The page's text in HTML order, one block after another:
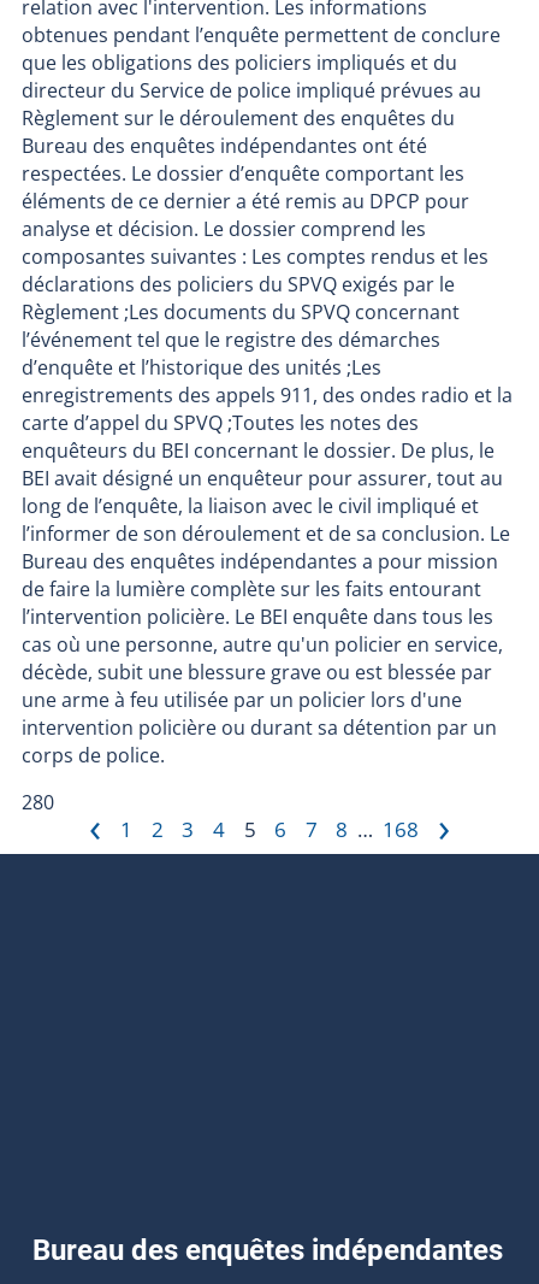
relation avec l'intervention. Les informations
obtenues pendant l’enquête permettent de conclure
que les obligations des policiers impliqués et du
directeur du Service de police impliqué prévues au
Règlement sur le déroulement des enquêtes du
Bureau des enquêtes indépendantes ont été
respectées. Le dossier d’enquête comportant les
éléments de ce dernier a été remis au DPCP pour
analyse et décision. Le dossier comprend les
composantes suivantes : Les comptes rendus et les
déclarations des policiers du SPVQ exigés par le
Règlement ;Les documents du SPVQ concernant
l’événement tel que le registre des démarches
d’enquête et l’historique des unités ;Les
enregistrements des appels 911, des ondes radio et la
carte d’appel du SPVQ ;Toutes les notes des
enquêteurs du BEI concernant le dossier. De plus, le
BEI avait désigné un enquêteur pour assurer, tout au
long de l’enquête, la liaison avec le civil impliqué et
l’informer de son déroulement et de sa conclusion. Le
Bureau des enquêtes indépendantes a pour mission
de faire la lumière complète sur les faits entourant
l’intervention policière. Le BEI enquête dans tous les
cas où une personne, autre qu'un policier en service,
décède, subit une blessure grave ou est blessée par
une arme à feu utilisée par un policier lors d'une
intervention policière ou durant sa détention par un
corps de police.
280
‹ 1 2 3 4 5 6 7 8 … 168 ›
Bureau des enquêtes indépendantes